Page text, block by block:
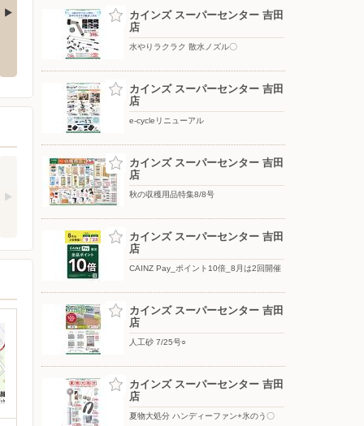
テント
水やりラクラク 散水ノズル〇 夏物大処分 移動式クーラー〇
カインズ スーパーセンター 吉田
店
水やりラクラク 散水ノズル〇
カインズ スーパーセンター 吉田
店
e-cycleリニューアル
カインズ スーパーセンター 吉田
店
秋の収穫用品特集8/8号
カインズ スーパーセンター 吉田
店
CAINZ Pay_ポイント10倍_8月は2回開催
カインズ スーパーセンター 吉田
店
人工砂 7/25号○
カインズ スーパーセンター 吉田
店
夏物大処分 ハンディーファン+氷のう〇